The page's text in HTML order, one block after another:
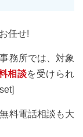
任せ!
務所では、対象
相談を受けられ
料電話相談も大